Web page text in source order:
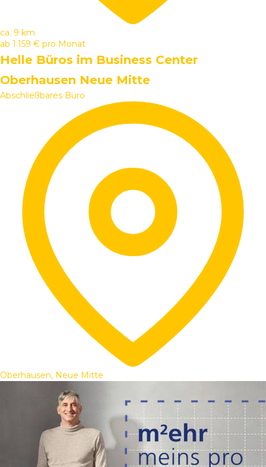
ca. 9 km
ab 1.159 € pro Monat
Helle Büros im Business Center
Oberhausen Neue Mitte
Abschließbares Büro
Oberhausen, Neue Mitte